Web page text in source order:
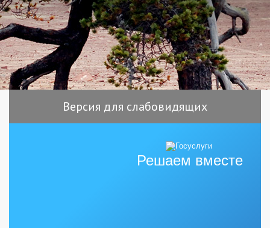
Версия для слабовидящих
Решаем вместе